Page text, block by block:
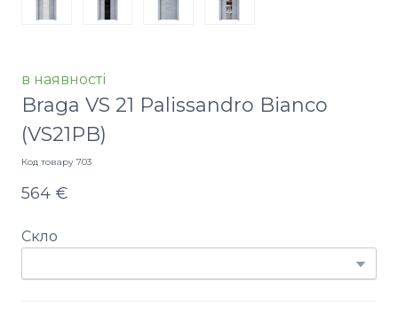
в наявності
Braga VS 21 Palissandro Bianco
(VS21PB)
Код товару 703
564 €
Скло